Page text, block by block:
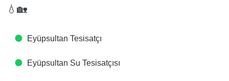
💧🏡
Eyüpsultan Tesisatçı
Eyüpsultan Su Tesisatçısı